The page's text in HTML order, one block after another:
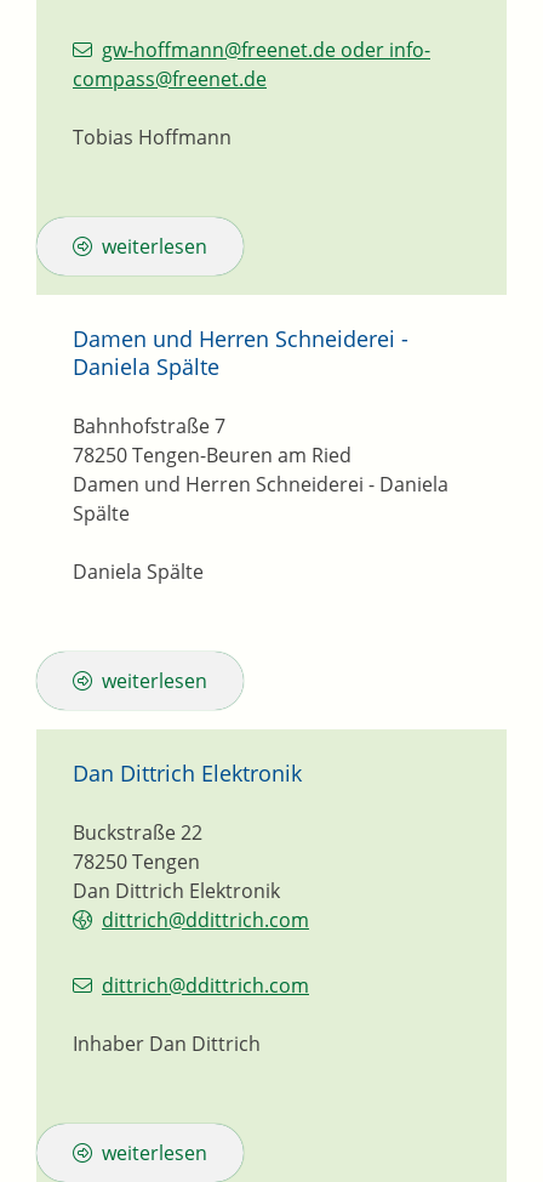
gw-hoffmann@freenet.de oder info-
compass@freenet.de
Tobias Hoffmann
weiterlesen
Damen und Herren Schneiderei -
Daniela Spälte
Damen und Herren Schneiderei - Daniela
Spälte
Bahnhofstraße 7
78250Tengen-Beuren am Ried
Daniela Spälte
weiterlesen
Dan Dittrich Elektronik
Dan Dittrich Elektronik
Buckstraße 22
78250Tengen
dittrich@ddittrich.com
dittrich@ddittrich.com
Inhaber Dan Dittrich
weiterlesen